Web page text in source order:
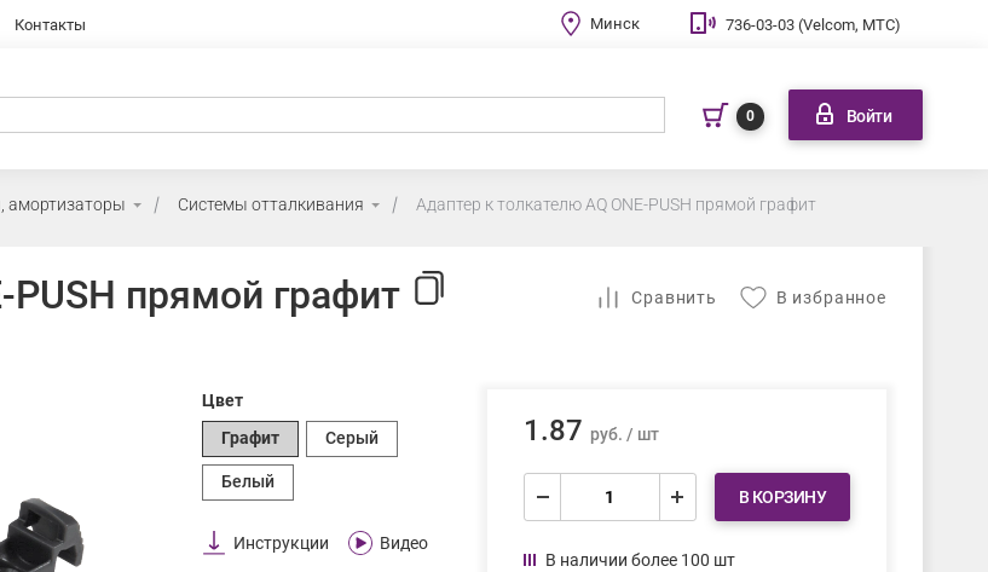
Контакты Минск 736-03-03 (Velcom, МТС)
0 Войти
амортизаторы Системы отталкивания Адаптер к толкателю AQ ONE-PUSH прямой графит
PUSH прямой графит В избранное
Cравнить
Цвет
Графит
Серый
Белый
Инструкции Видео
1.87 руб. / шт
В КОРЗИНУ
В наличии более 100 шт